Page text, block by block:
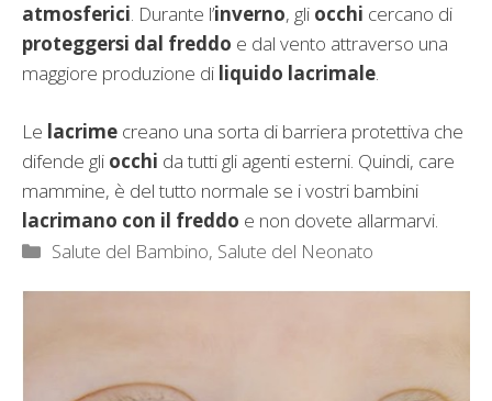
atmosferici. Durante l’inverno, gli occhi cercano di
proteggersi dal freddo e dal vento attraverso una
maggiore produzione di liquido lacrimale.
Le lacrime creano una sorta di barriera protettiva che
difende gli occhi da tutti gli agenti esterni. Quindi, care
mammine, è del tutto normale se i vostri bambini
lacrimano con il freddo e non dovete allarmarvi.
Categorie
Salute del Bambino, Salute del Neonato